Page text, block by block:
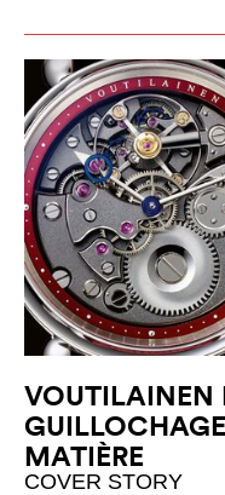
VOUTILAINEN
MATIÈRE
COVER STORY